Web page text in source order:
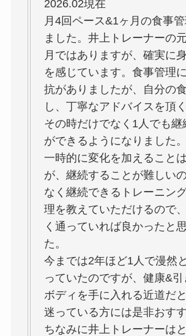
2026.02現在
月4回ペース&1ヶ月の食事
ました。井上トレーナーの
月ではありますが、確実に
を感じています。食事管理
抗がありましたが、自分の
し、丁寧なアドバイスを頂く
その時だけでなく1人でも継
ができるようになりました。
一時的に変化を加えること
が、継続することが難しい
なく継続できるトレーニン
理を教えていただけるので
く通っていれば良かったと
た。
今までは2年ほど1人で漫然
っていたのですが、健康&
ボディを手に入れる近道だ
迷っている方には是非おすす
ちなみに井上トレーナーは